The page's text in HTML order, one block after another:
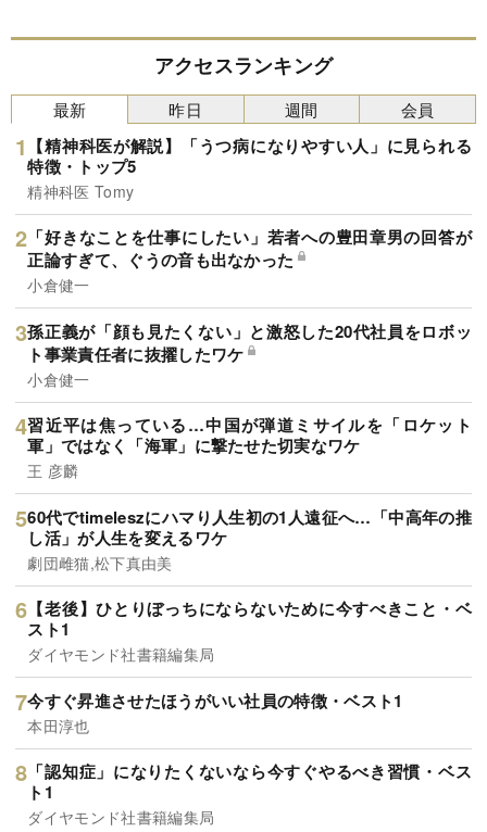
アクセスランキング
最新
【精神科医が解説】「うつ病になりやすい人」に見られる
特徴・トップ5
精神科医 Tomy
「好きなことを仕事にしたい」若者への豊田章男の回答が
正論すぎて、ぐうの音も出なかった
小倉健一
孫正義が「顔も見たくない」と激怒した20代社員をロボッ
ト事業責任者に抜擢したワケ
小倉健一
習近平は焦っている…中国が弾道ミサイルを「ロケット
軍」ではなく「海軍」に撃たせた切実なワケ
王 彦麟
60代でtimeleszにハマり人生初の1人遠征へ…「中高年の推
し活」が人生を変えるワケ
劇団雌猫,松下真由美
【老後】ひとりぼっちにならないために今すべきこと・ベ
スト1
ダイヤモンド社書籍編集局
今すぐ昇進させたほうがいい社員の特徴・ベスト1
本田淳也
「認知症」になりたくないなら今すぐやるべき習慣・ベス
ト1
ダイヤモンド社書籍編集局
昨日 週間 会員